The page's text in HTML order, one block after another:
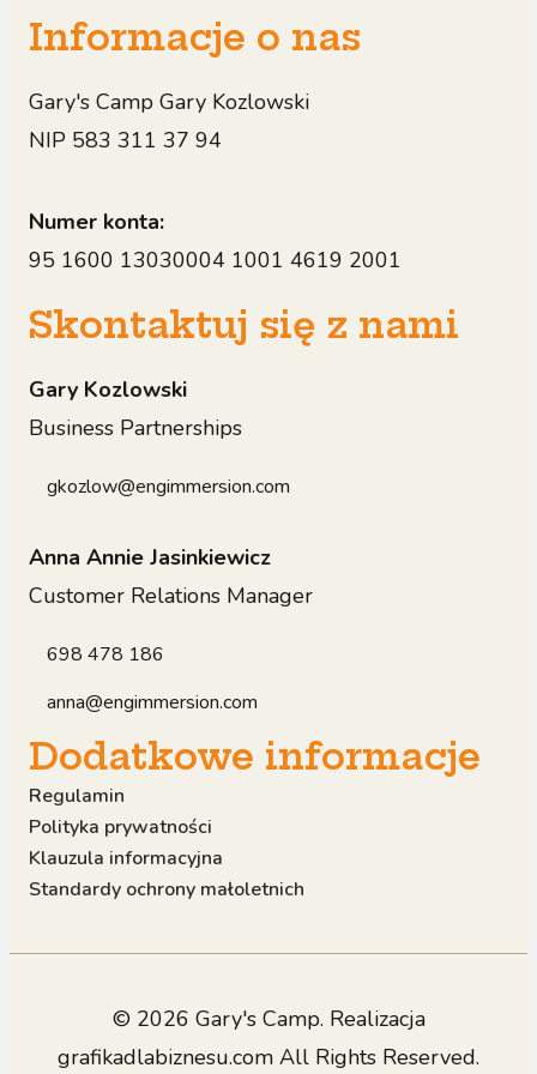
Informacje o nas
Gary's Camp Gary Kozlowski
NIP 583 311 37 94
Numer konta:
95 1600 13030004 1001 4619 2001
Skontaktuj się z nami
Gary Kozlowski
Business Partnerships
gkozlow@engimmersion.com
Anna Annie Jasinkiewicz
Customer Relations Manager
698 478 186
anna@engimmersion.com
Dodatkowe informacje
Regulamin
Polityka prywatności
Klauzula informacyjna
Standardy ochrony małoletnich
© 2026 Gary's Camp. Realizacja
grafikadlabiznesu.com All Rights Reserved.